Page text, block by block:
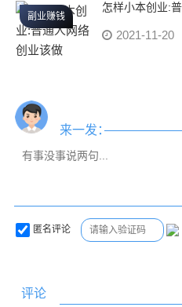
副业赚钱
怎样小本创业:
2021-11-20
来一发：
匿名评论
评论